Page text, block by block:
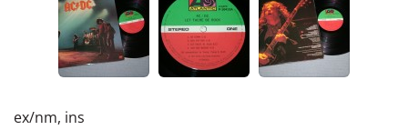
ex/nm, ins